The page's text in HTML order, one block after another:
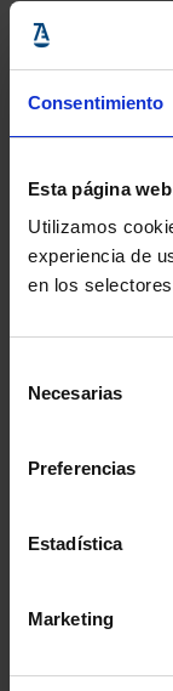
Consentimiento
Esta página
Utilizamos
experiencia de
en los
Necesarias
Preferencias
Estadística
Marketing
registros
Si acudimos a
16/2022,
se adopta tal
económica”.
información
derecho al
Sin duda.